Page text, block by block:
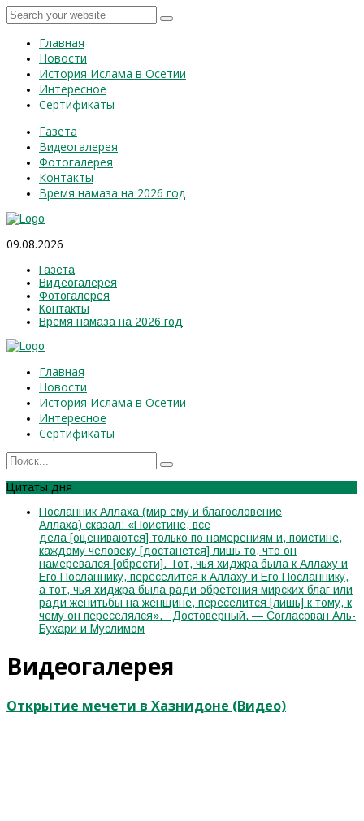
Главная
Новости
История Ислама в Осетии
Интересное
Сертификаты
Газета
Видеогалерея
Фотогалерея
Контакты
Время намаза на 2026 год
09.08.2026
Газета
Видеогалерея
Фотогалерея
Контакты
Время намаза на 2026 год
Главная
Новости
История Ислама в Осетии
Интересное
Сертификаты
Цитаты дня
Посланник Аллаха (мир ему и благословение
Аллаха) сказал: «Поистине, все
дела [оцениваются] только по намерениям и, поистине,
каждому человеку [достанется] лишь то, что он
намеревался [обрести]. Тот, чья хиджра была к Аллаху и
Его Посланнику, переселится к Аллаху и Его Посланнику,
а тот, чья хиджра была ради обретения мирских благ или
ради женитьбы на женщине, переселится [лишь] к тому, к
чему он переселялся». Достоверный. — Согласован Аль-
Бухари и Муслимом
Видеогалерея
Открытие мечети в Хазнидоне (Видео)